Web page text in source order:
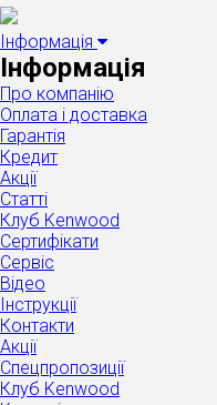
Інформація
Інформація
Про компанію
Оплата і доставка
Гарантія
Кредит
Акції
Статті
Клуб Kenwood
Сертифікати
Сервіс
Відео
Інструкції
Контакти
Акції
Спецпропозиції
Клуб Kenwood